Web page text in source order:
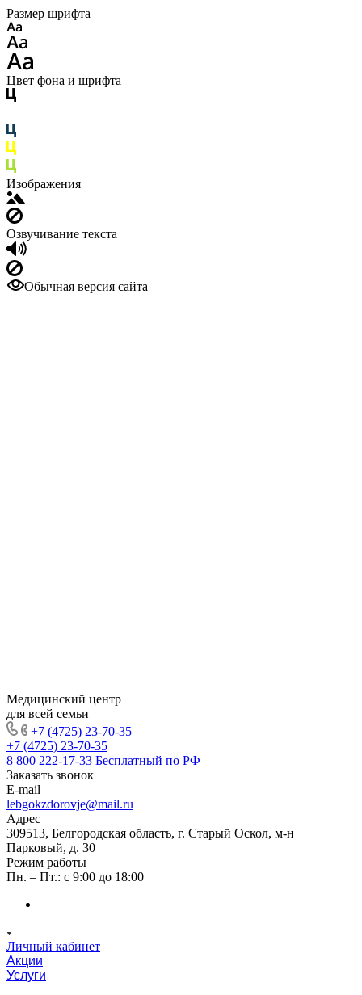
Размер шрифта
Цвет фона и шрифта
Изображения
Озвучивание текста
Обычная версия сайта
Медицинский центр
для всей семьи
+7 (4725) 23-70-35
+7 (4725) 23-70-35
8 800 222-17-33 Бесплатный по РФ
Заказать звонок
E-mail
lebgokzdorovje@mail.ru
Адрес
309513, Белгородская область, г. Старый Оскол, м-н
Парковый, д. 30
Режим работы
Пн. – Пт.: с 9:00 до 18:00
Личный кабинет
Акции
Услуги